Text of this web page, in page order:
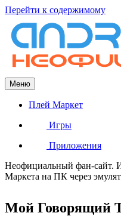
Перейти к содержимому
Меню
Плей Маркет
Игры
Приложения
Неофициальный фан-сайт.
Маркета на ПК через
Мой Говорящий